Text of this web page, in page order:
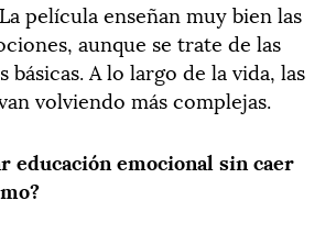
película enseñan muy bien las
aunque se trate de las
básicas. A lo largo de la vida, las
volviendo más complejas.
educación emocional sin caer